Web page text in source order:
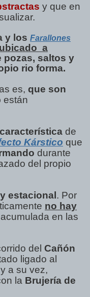
y que en
y los Farallones
ubicado a
pozas, saltos y
rio forma.
es, que son
están
de
Kárstico que
durante
del propio
estacional. Por
no hay
en las
del Cañón
ligado al
y a su vez,
la Brujería de